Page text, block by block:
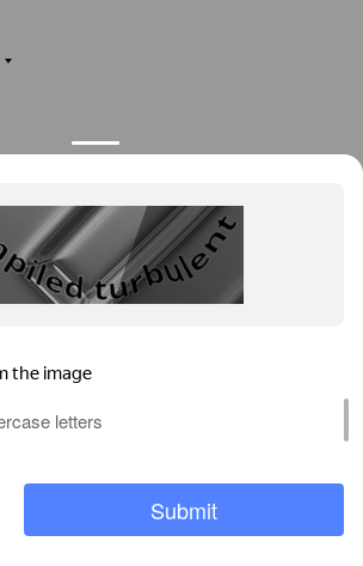
© 2008 - 2026 Оборудование для
водоснабжения, канализации